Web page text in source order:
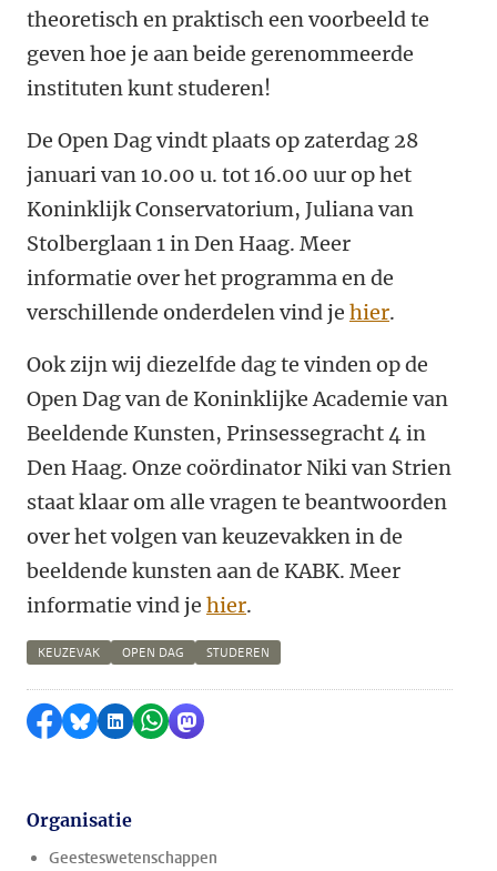
theoretisch en praktisch een voorbeeld te
geven hoe je aan beide gerenommeerde
instituten kunt studeren!
De Open Dag vindt plaats op zaterdag 28
januari van 10.00 u. tot 16.00 uur op het
Koninklijk Conservatorium, Juliana van
Stolberglaan 1 in Den Haag. Meer
informatie over het programma en de
verschillende onderdelen vind je hier.
Ook zijn wij diezelfde dag te vinden op de
Open Dag van de Koninklijke Academie van
Beeldende Kunsten, Prinsessegracht 4 in
Den Haag. Onze coördinator Niki van Strien
staat klaar om alle vragen te beantwoorden
over het volgen van keuzevakken in de
beeldende kunsten aan de KABK. Meer
informatie vind je hier.
KEUZEVAK OPEN DAG STUDEREN
Delen op Facebook
Delen via Bluesky
Delen op LinkedIn
Delen via WhatsApp
Delen via Mastodon
Organisatie
Geesteswetenschappen